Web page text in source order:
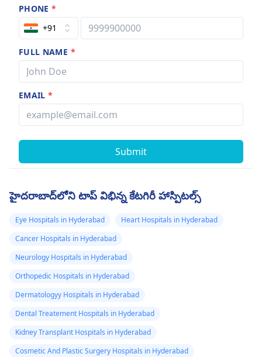
PHONE*
+91
FULL NAME *
EMAIL*
Submit
హైదరాబాద్‌లోని టాప్ విభిన్న కేటగిరీ హాస్పిటల్స్
Eye Hospitals in Hyderabad
Heart Hospitals in Hyderabad
Cancer Hospitals in Hyderabad
Neurology Hospitals in Hyderabad
Orthopedic Hospitals in Hyderabad
Dermatologyy Hospitals in Hyderabad
Dental Treatement Hospitals in Hyderabad
Kidney Transplant Hospitals in Hyderabad
Cosmetic And Plastic Surgery Hospitals in Hyderabad